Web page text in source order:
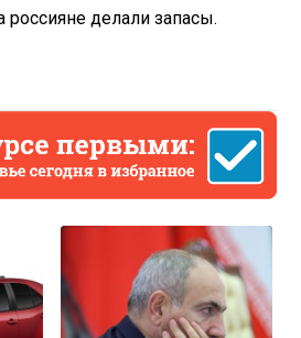
россияне делали запасы.